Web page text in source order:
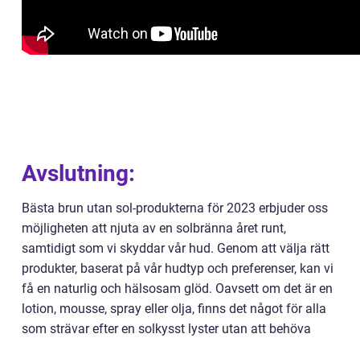
Avslutning:
Bästa brun utan sol-produkterna för 2023 erbjuder oss
möjligheten att njuta av en solbränna året runt,
samtidigt som vi skyddar vår hud. Genom att välja rätt
produkter, baserat på vår hudtyp och preferenser, kan vi
få en naturlig och hälsosam glöd. Oavsett om det är en
lotion, mousse, spray eller olja, finns det något för alla
som strävar efter en solkysst lyster utan att behöva